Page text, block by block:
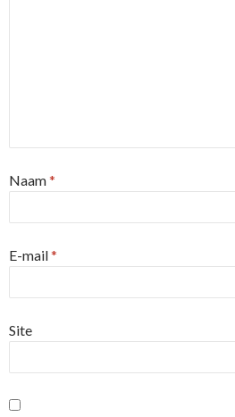
Naam*
E-mail*
Site